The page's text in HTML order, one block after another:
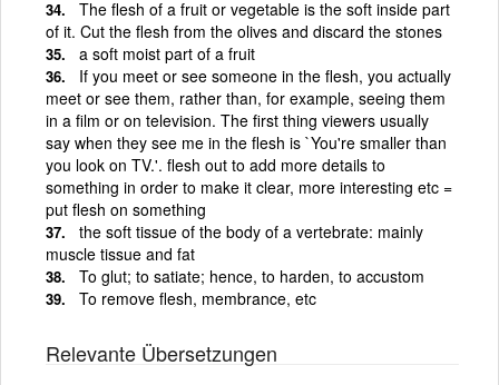
The flesh of a fruit or vegetable is the soft inside part
of it. Cut the flesh from the olives and discard the stones
a soft moist part of a fruit
If you meet or see someone in the flesh, you actually
meet or see them, rather than, for example, seeing them
in a film or on television. The first thing viewers usually
say when they see me in the flesh is `You're smaller than
you look on TV.'. flesh out to add more details to
something in order to make it clear, more interesting etc =
put flesh on something
the soft tissue of the body of a vertebrate: mainly
muscle tissue and fat
To glut; to satiate; hence, to harden, to accustom
To remove flesh, membrance, etc
Relevante Übersetzungen